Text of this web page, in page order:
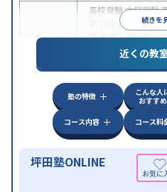
続きを
高校受験大学受験
内申点対策学習
策推薦入試対策学
共通テスト対策
特徴
中高一貫校生に対応
学習にPC・タ
科目から受講可能
の子どもに対応
近くの教
塾の特徴
こんな人
おすすめ
コース内容
コース料
坪田塾ONLINE